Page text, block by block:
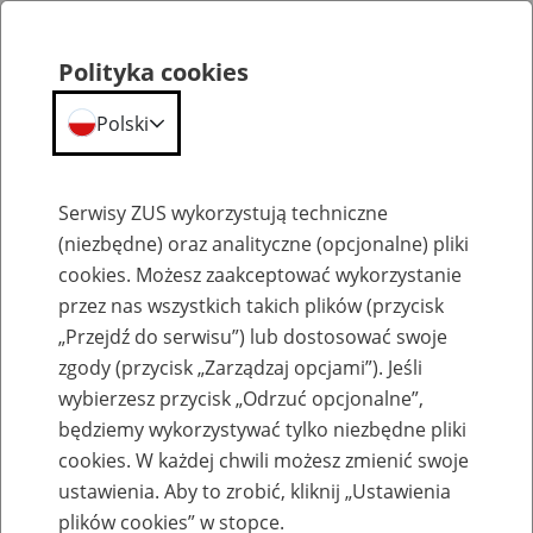
Emerytury
Baza zlikwidowanych lub
przekształconych zakładów pracy
Polityka cookies
Polski
Serwisy ZUS wykorzystują techniczne
(niezbędne) oraz analityczne (opcjonalne) pliki
cookies. Możesz zaakceptować wykorzystanie
przez nas wszystkich takich plików (przycisk
„Przejdź do serwisu”) lub dostosować swoje
zgody (przycisk „Zarządzaj opcjami”). Jeśli
wybierzesz przycisk „Odrzuć opcjonalne”,
będziemy wykorzystywać tylko niezbędne pliki
cookies. W każdej chwili możesz zmienić swoje
ustawienia. Aby to zrobić, kliknij „Ustawienia
plików cookies” w stopce.